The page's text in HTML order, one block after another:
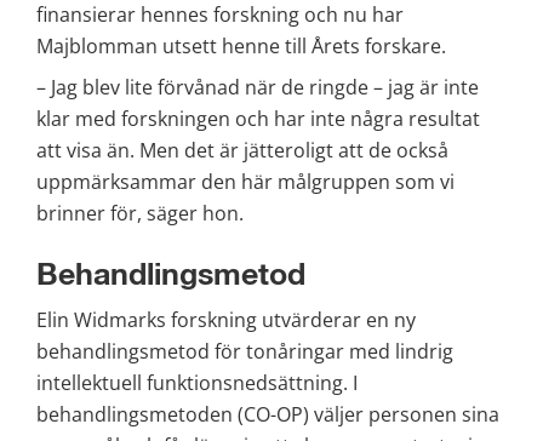
finansierar hennes forskning och nu har
Majblomman utsett henne till Årets forskare.
– Jag blev lite förvånad när de ringde – jag är inte
klar med forskningen och har inte några resultat
att visa än. Men det är jätteroligt att de också
uppmärksammar den här målgruppen som vi
brinner för, säger hon.
Behandlingsmetod
Elin Widmarks forskning utvärderar en ny
behandlingsmetod för tonåringar med lindrig
intellektuell funktionsnedsättning. I
behandlingsmetoden (CO-OP) väljer personen sina